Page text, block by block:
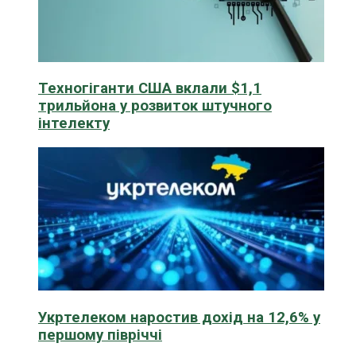
Техногіганти США вклали $1,1
трильйона у розвиток штучного
інтелекту
Укртелеком наростив дохід на 12,6% у
першому півріччі